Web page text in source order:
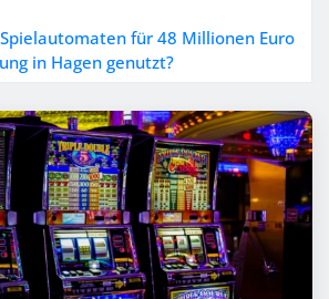
für 48 Millionen Euro
in Hagen genutzt?